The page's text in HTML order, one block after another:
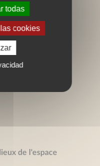
de l'espace
todas
cookies